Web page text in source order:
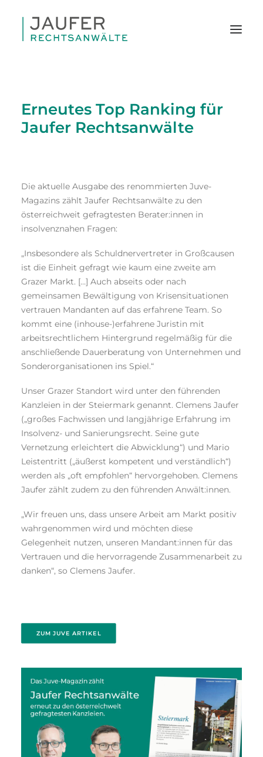
SEARCH
Erneutes Top Ranking für
Jaufer Rechtsanwälte
Die aktuelle Ausgabe des renommierten Juve-
Magazins zählt Jaufer Rechtsanwälte zu den
österreichweit gefragtesten Berater:innen in
insolvenznahen Fragen:
„Insbesondere als Schuldnervertreter in Großcausen
ist die Einheit gefragt wie kaum eine zweite am
Grazer Markt. […] Auch abseits oder nach
gemeinsamen Bewältigung von Krisensituationen
vertrauen Mandanten auf das erfahrene Team. So
kommt eine (inhouse-)erfahrene Juristin mit
arbeitsrechtlichem Hintergrund regelmäßig für die
anschließende Dauerberatung von Unternehmen und
Sonderorganisationen ins Spiel.“
Unser Grazer Standort wird unter den führenden
Kanzleien in der Steiermark genannt. Clemens Jaufer
(„großes Fachwissen und langjährige Erfahrung im
Insolvenz- und Sanierungsrecht. Seine gute
Vernetzung erleichtert die Abwicklung“) und Mario
Leistentritt („äußerst kompetent und verständlich“)
werden als „oft empfohlen“ hervorgehoben. Clemens
Jaufer zählt zudem zu den führenden Anwält:innen.
„Wir freuen uns, dass unsere Arbeit am Markt positiv
wahrgenommen wird und möchten diese
Gelegenheit nutzen, unseren Mandant:innen für das
Vertrauen und die hervorragende Zusammenarbeit zu
danken“, so Clemens Jaufer.
ZUM JUVE ARTIKEL